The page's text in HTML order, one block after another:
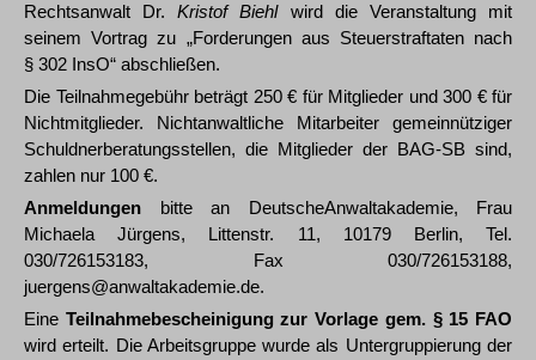
Rechtsanwalt Dr.Kristof Biehlwird die Veranstaltung mit
seinem Vortrag zu „Forderungen aus Steuerstraftaten nach
§ 302 InsO“ abschließen.
Die Teilnahmegebühr beträgt 250 € für Mitglieder und 300 € für
Nichtmitglieder. Nichtanwaltliche Mitarbeiter gemeinnütziger
Schuldnerberatungsstellen, die Mitglieder der BAG-SB sind,
zahlen nur 100 €.
Anmeldungen bitte an DeutscheAnwaltakademie, Frau
Michaela Jürgens, Littenstr. 11, 10179 Berlin, Tel.
030/726153183, Fax 030/726153188,
juergens@anwaltakademie.de.
Eine Teilnahmebescheinigung zur Vorlage gem. § 15 FAO
wird erteilt. Die Arbeitsgruppe wurde als Untergruppierung der